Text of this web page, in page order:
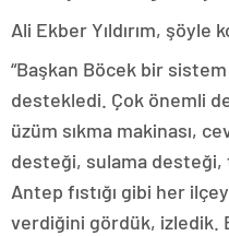
Ali Ekber Yıldırım, şöyle
“Başkan Böcek bir
destekledi. Çok önemli
üzüm sıkma makinası,
desteği, sulama
Antep fıstığı gibi her
verdiğini gördük, izledik.